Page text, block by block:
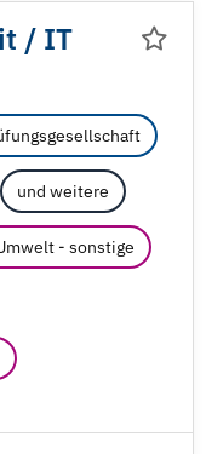
/ IT
und weitere
- sonstige